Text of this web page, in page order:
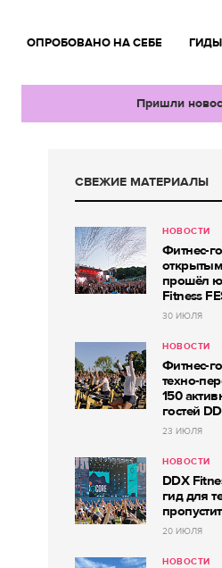
ОПРОБОВАНО НА СЕБЕ ГИДЫ
Пришли
СВЕЖИЕ МАТЕРИАЛЫ
НОВОСТИ
Фитнес-
прошёл
Fitness
30 ИЮЛЯ
НОВОСТИ
Фитнес-
техно-
150
гостей
23 ИЮЛЯ
НОВОСТИ
DDX
гид для
20 ИЮЛЯ
НОВОСТИ